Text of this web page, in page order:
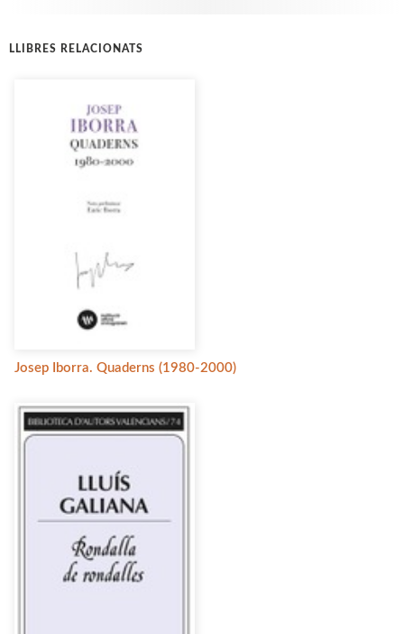
LLIBRES RELACIONATS
Josep Iborra. Quaderns (1980-2000)